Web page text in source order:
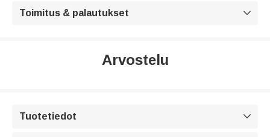
Toimitus & palautukset 
Arvostelu
Tuotetiedot 